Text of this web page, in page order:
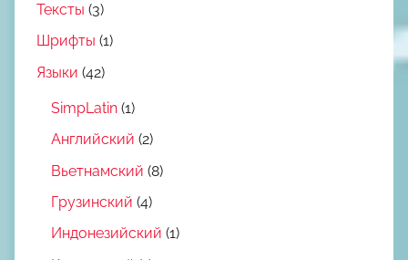
Тексты (3)
Шрифты (1)
Языки (42)
SimpLatin (1)
Английский (2)
Вьетнамский (8)
Грузинский (4)
Индонезийский (1)